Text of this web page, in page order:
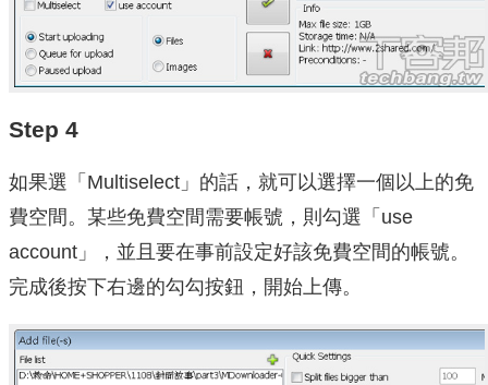
Step 4
如果選「Multiselect」的話，就可以選擇一個以上的免
費空間。某些免費空間需要帳號，則勾選「use
account」，並且要在事前設定好該免費空間的帳號。
完成後按下右邊的勾勾按鈕，開始上傳。